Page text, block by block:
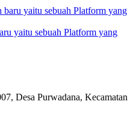
yaitu sebuah Platform yang
Desa Purwadana, Kecamatan